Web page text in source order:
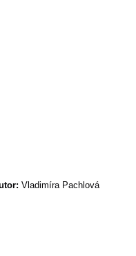
Vladimíra Pachlová